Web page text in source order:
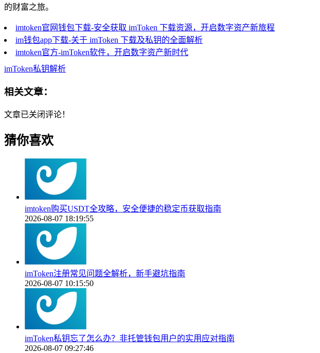
的财富之旅。
imtoken官网钱包下载-安全获取 imToken 下载资源，开启数字资产新旅程
im钱包app下载-关于 imToken 下载及私钥的全面解析
imtoken官方-imToken软件，开启数字资产新时代
imToken私钥解析
相关文章：
文章已关闭评论！
猜你喜欢
imtoken购买USDT全攻略，安全便捷的稳定币获取指南
2026-08-07 18:19:55
imToken注册常见问题全解析，新手避坑指南
2026-08-07 10:15:50
imToken私钥忘了怎么办？非托管钱包用户的实用应对指南
2026-08-07 09:27:46